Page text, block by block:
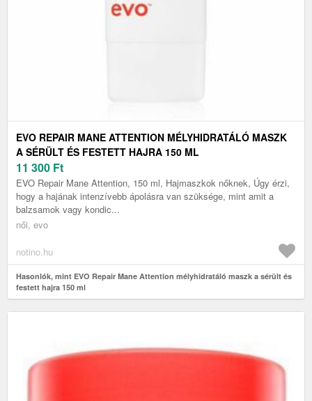
EVO REPAIR MANE ATTENTION MÉLYHIDRATÁLÓ MASZK
A SÉRÜLT ÉS FESTETT HAJRA 150 ML
11 300 Ft
EVO Repair Mane Attention, 150 ml, Hajmaszkok nőknek, Úgy érzi,
hogy a hajának intenzívebb ápolásra van szüksége, mint amit a
balzsamok vagy kondic...
női, evo
notino.hu
Hasonlók, mint EVO Repair Mane Attention mélyhidratáló maszk a sérült és
festett hajra 150 ml